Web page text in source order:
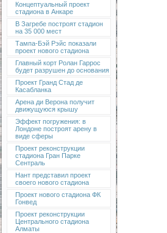
Концептуальный проект
стадиона в Анкаре
В Загребе построят стадион
на 35 000 мест
Тампа-Бэй Рэйс показали
проект нового стадиона
Главный корт Ролан Гаррос
будет разрушен до основания
Проект Гранд Стад де
Касабланка
Арена ди Верона получит
движущуюся крышу
Эффект погружения: в
Лондоне построят арену в
виде сферы
Проект реконструкции
стадиона Гран Парке
Сентраль
Нант представил проект
своего нового стадиона
Проект нового стадиона ФК
Гонвед
Проект реконструкции
Центрального стадиона
Алматы